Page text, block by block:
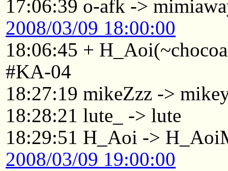
17:06:39 o-afk ->
2008/03/09 18:00:00
18:06:45 +
#KA-04
18:27:19 mikeZzz ->
18:28:21 lute_ -> lute
18:29:51 H_Aoi ->
2008/03/09 19:00:00